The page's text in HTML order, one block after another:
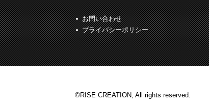
お問い合わせ
プライバシーポリシー
©RISE CREATION, All rights reserved.